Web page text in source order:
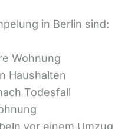
in Berlin sind:
Wohnung
Haushalten
Todesfall
vor einem Umzug